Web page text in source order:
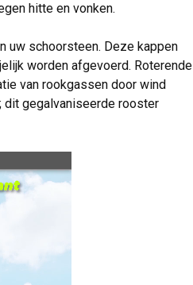
hitte en vonken.
uw schoorsteen. Deze kappen
worden afgevoerd. Roterende
van rookgassen door wind
dit gegalvaniseerde rooster